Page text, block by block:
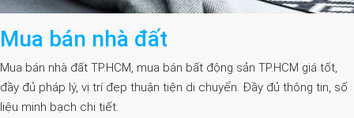
Mua bán nhà đất
Mua bán nhà đất TP.HCM, mua bán bất động sản TP.HCM giá tốt,
đầy đủ pháp lý, vị trí đẹp thuận tiện di chuyển. Đầy đủ thông tin, số
liệu minh bạch chi tiết.